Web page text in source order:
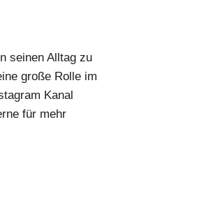
seinen Alltag zu
große Rolle im
Kanal
für mehr